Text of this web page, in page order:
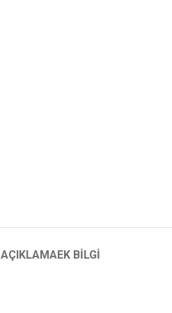
AÇIKLAMAEK BILGI